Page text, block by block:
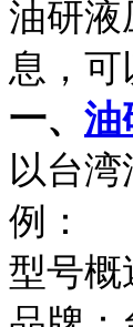
油研液
息，
一、 油
以台湾
例：
型号概